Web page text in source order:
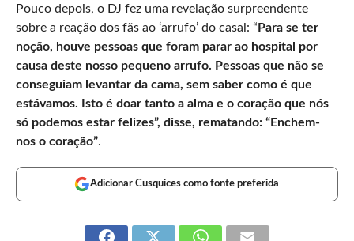
Pouco depois, o DJ fez uma revelação surpreendente
sobre a reação dos fãs ao ‘arrufo’ do casal: “Para se ter
noção, houve pessoas que foram parar ao hospital por
causa deste nosso pequeno arrufo. Pessoas que não se
conseguiam levantar da cama, sem saber como é que
estávamos. Isto é doar tanto a alma e o coração que nós
só podemos estar felizes”, disse, rematando: “Enchem-
nos o coração”.
Adicionar Cusquices como fonte preferida